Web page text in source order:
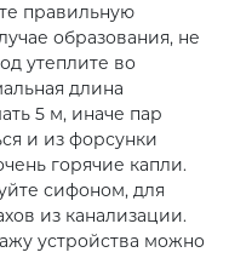
правильную
образования, не
утеплите во
длина
5 м, иначе пар
и из форсунки
горячие капли.
сифоном, для
из канализации.
устройства можно